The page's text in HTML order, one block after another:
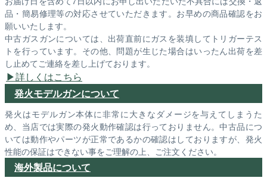
品・簡易修理等の対応させていただきます。お早めの商品確認をお
願いいたします。
中古ガスガンについては、出荷直前にガスを装填してトリガーテス
トを行っています。その他、問題が生じた場合はいったん出荷を差
し止めてご連絡を差し上げております。
詳しくはこちら
発火モデルガンについて
発火はモデルガン本体に非常に大きなダメージを与えてしまうた
め、当店では実際の発火動作確認は行っておりません。中古品につ
いては動作やパーツが正常であるかの確認はしておりますが、発火
性能の保証はできない事をご理解の上、ご注文ください。
海外製品について